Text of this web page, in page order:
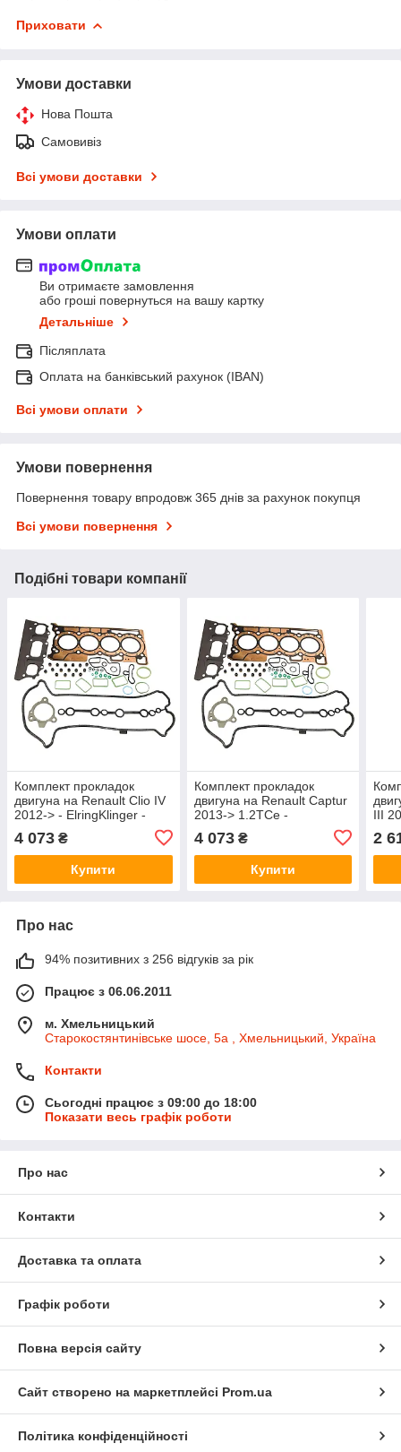
Приховати
Умови доставки
Нова Пошта
Самовивіз
Всі умови доставки
Умови оплати
Ви отримаєте замовлення
або гроші повернуться на вашу картку
Детальніше
Післяплата
Оплата на банківський рахунок (IBAN)
Всі умови оплати
Умови повернення
Повернення товару впродовж 365 днів за рахунок покупця
Всі умови повернення
Подібні товари компанії
Комплект прокладок
двигуна на Renault Clio IV
2012-> - ElringKlinger -
4 073 ₴
Купити
Комплект прокладок
двигуна на Renault Captur
2013-> 1.2TCe -
ElringKlinger - EL564880
4 073₴
Купити
III
2
Про нас
94% позитивних з 256 відгуків за рік
Працює з 06.06.2011
м. Хмельницький
Старокостянтинівське шосе, 5а , Хмельницький, Україна
Контакти
Сьогодні працює з 09:00 до 18:00
Показати весь графік роботи
Про нас
Контакти
Доставка та оплата
Графік роботи
Повна версія сайту
Сайт створено на маркетплейсі Prom.ua
Політика конфіденційності